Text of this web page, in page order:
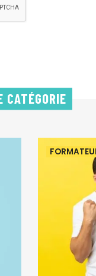
CATÉGORIE